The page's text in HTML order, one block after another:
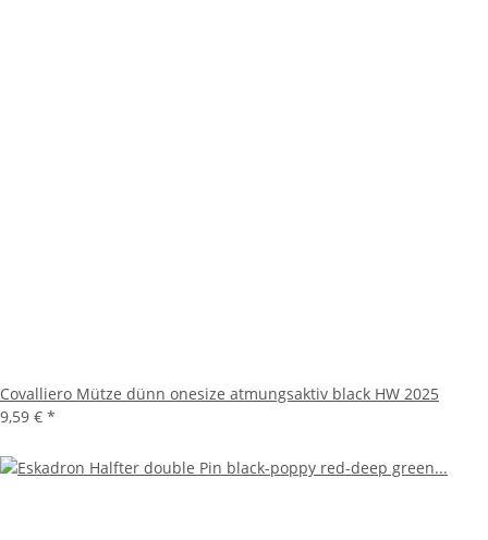
Covalliero Mütze dünn onesize atmungsaktiv black HW 2025
9,59 € *